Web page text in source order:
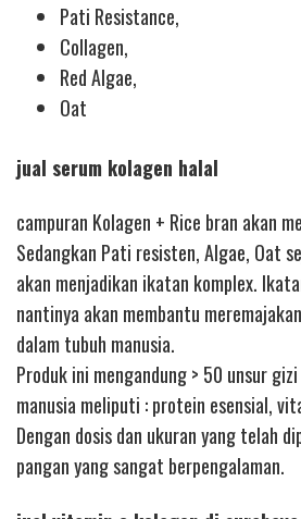
Pati Resistance,
Collagen,
Red Algae,
Oat
jual serum kolagen halal
campuran Kolagen + Rice bran akan
Sedangkan Pati resisten, Algae, Oat
akan menjadikan ikatan komplex.
nantinya akan membantu
dalam tubuh manusia.
Produk ini mengandung > 50 unsur
manusia meliputi : protein esensial,
Dengan dosis dan ukuran yang telah
pangan yang sangat berpengalaman.